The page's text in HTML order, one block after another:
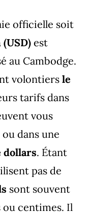
officielle soit
est
au Cambodge.
volontiers le
tarifs dans
vous
ou dans une
dollars. Étant
pas de
sont souvent
ou centimes. Il